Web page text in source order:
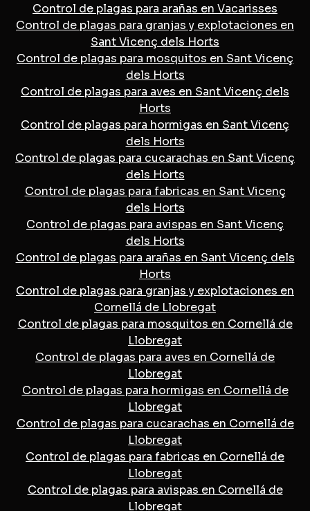
Control de plagas para arañas en Vacarisses
Control de plagas para granjas y explotaciones en
Sant Vicenç dels Horts
Control de plagas para mosquitos en Sant Vicenç
dels Horts
Control de plagas para aves en Sant Vicenç dels
Horts
Control de plagas para hormigas en Sant Vicenç
dels Horts
Control de plagas para cucarachas en Sant Vicenç
dels Horts
Control de plagas para fabricas en Sant Vicenç
dels Horts
Control de plagas para avispas en Sant Vicenç
dels Horts
Control de plagas para arañas en Sant Vicenç dels
Horts
Control de plagas para granjas y explotaciones en
Cornellá de Llobregat
Control de plagas para mosquitos en Cornellá de
Llobregat
Control de plagas para aves en Cornellá de
Llobregat
Control de plagas para hormigas en Cornellá de
Llobregat
Control de plagas para cucarachas en Cornellá de
Llobregat
Control de plagas para fabricas en Cornellá de
Llobregat
Control de plagas para avispas en Cornellá de
Llobregat